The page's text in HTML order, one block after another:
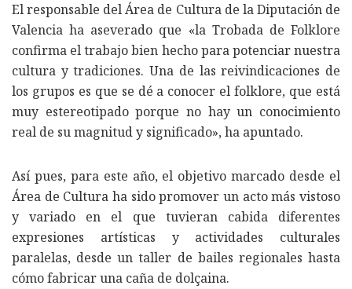
El responsable del Área de Cultura de la Diputación de
Valencia ha aseverado que «la Trobada de Folklore
confirma el trabajo bien hecho para potenciar nuestra
cultura y tradiciones. Una de las reivindicaciones de
los grupos es que se dé a conocer el folklore, que está
muy estereotipado porque no hay un conocimiento
real de su magnitud y significado», ha apuntado.
Así pues, para este año, el objetivo marcado desde el
Área de Cultura ha sido promover un acto más vistoso
y variado en el que tuvieran cabida diferentes
expresiones artísticas y actividades culturales
paralelas, desde un taller de bailes regionales hasta
cómo fabricar una caña de dolçaina.